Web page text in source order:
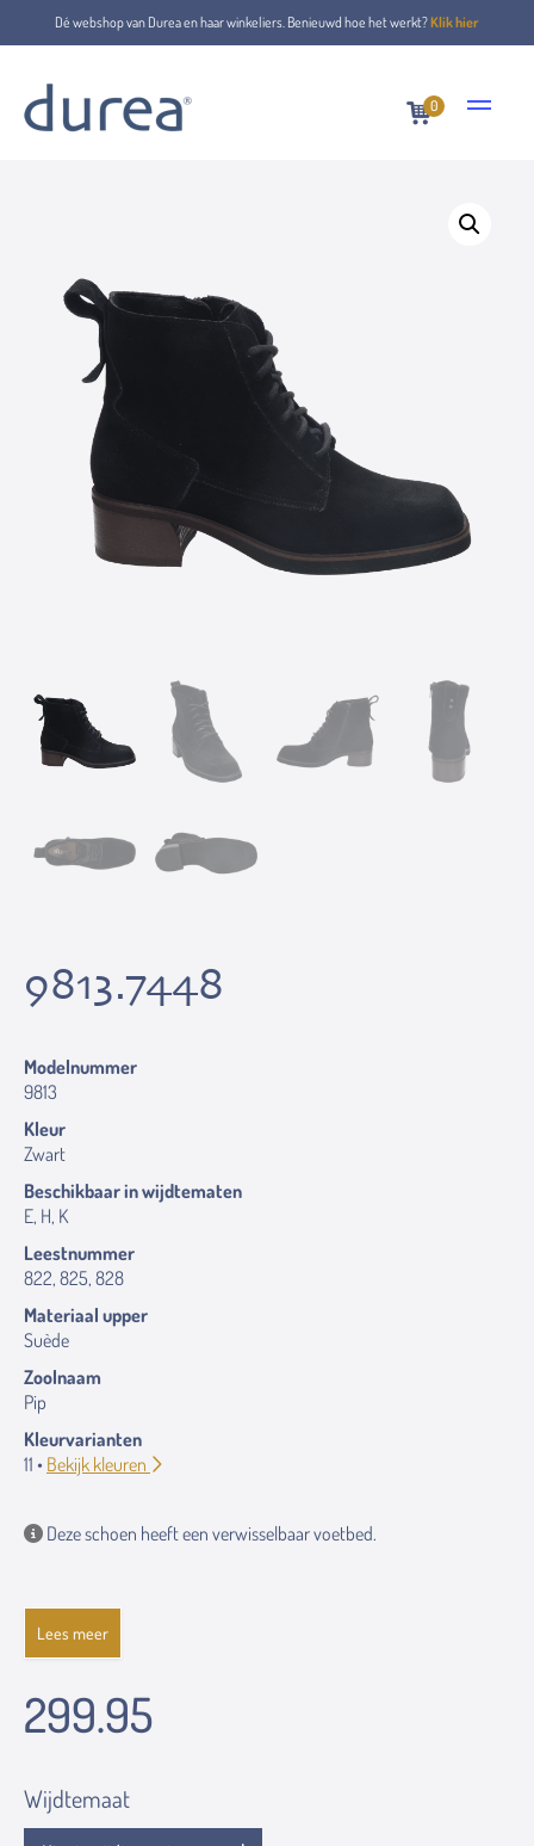
Dé webshop van Durea en haar winkeliers. Benieuwd hoe het werkt?Klik hier
0
Home Veterboots
9813.7448
Modelnummer
9813
Kleur
Zwart
Beschikbaar in wijdtematen
E, H, K
Leestnummer
822, 825, 828
Materiaal upper
Suède
Zoolnaam
Pip
Kleurvarianten
11 • Bekijk kleuren
Deze schoen heeft een verwisselbaar voetbed.
Lees meer
299.95
Wijdtemaat